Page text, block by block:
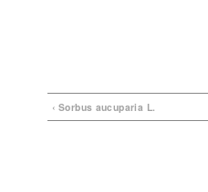
‹ Sorbus aucuparia L.